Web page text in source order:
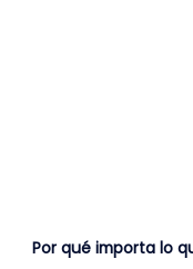
Por qué importa lo